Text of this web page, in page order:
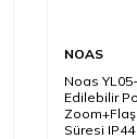
NOAS
Noas
Edilebilir
Süresi IP44